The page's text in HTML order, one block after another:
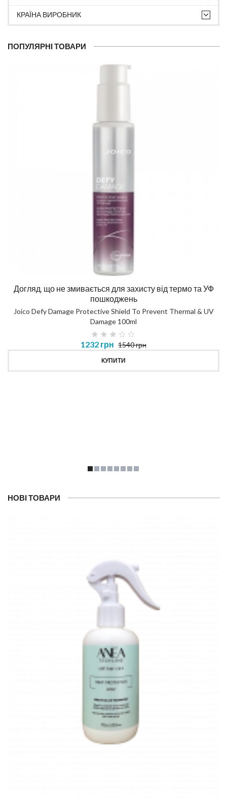
КРАЇНА ВИРОБНИК
ПОПУЛЯРНІ ТОВАРИ
Догляд, що не змивається для захисту від термо та УФ
пошкоджень
Joico Defy Damage Protective Shield To Prevent Thermal & UV
Damage 100ml
1232 грн 1540 грн
КУПИТИ
НОВІ ТОВАРИ